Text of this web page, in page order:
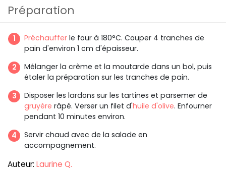
Préparation
Préchauffer le four à 180°C. Couper 4 tranches de
pain d'environ 1 cm d'épaisseur.
Mélanger la crème et la moutarde dans un bol, puis
étaler la préparation sur les tranches de pain.
Disposer les lardons sur les tartines et parsemer de
gruyère râpé. Verser un filet d'huile d'olive. Enfourner
pendant 10 minutes environ.
Servir chaud avec de la salade en
accompagnement.
Auteur: Laurine Q.